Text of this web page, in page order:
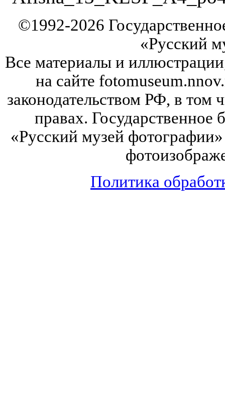
©1992-2026
«Русский
Все материалы и
на сайте
законодательством РФ, в том
правах.
«Русский музей
Политика